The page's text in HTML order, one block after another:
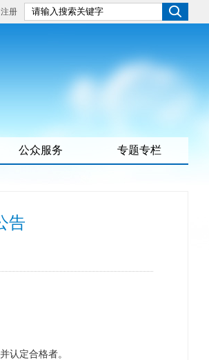
注册
公众服务 专题专栏
告
认定合格者。